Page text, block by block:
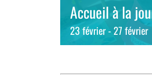
Accueil à la
23 février-27 février